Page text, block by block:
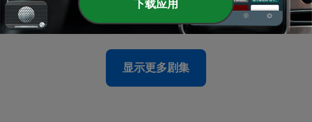
63 EP63 從30萬到30億：你在哪一層財富階梯？
03 Jul 2026
显示更多剧集
下载应用